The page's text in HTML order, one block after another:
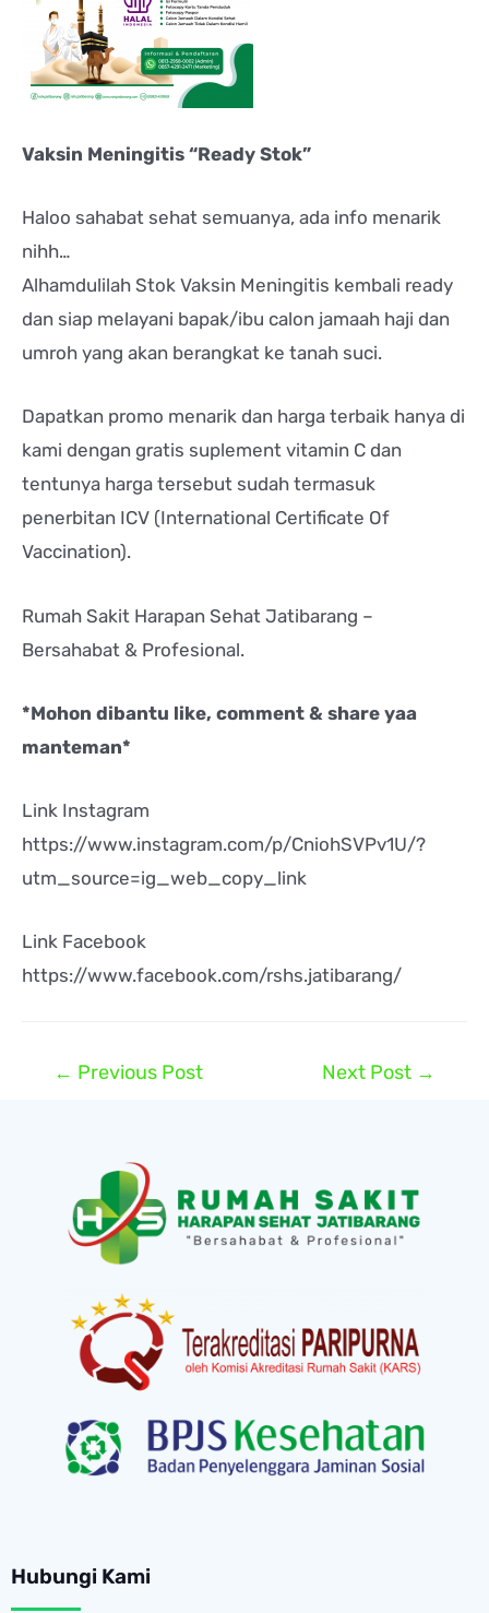
Vaksin Meningitis “Ready Stok”
Haloo sahabat sehat semuanya, ada info menarik
nihh…
Alhamdulilah Stok Vaksin Meningitis kembali ready
dan siap melayani bapak/ibu calon jamaah haji dan
umroh yang akan berangkat ke tanah suci.
Dapatkan promo menarik dan harga terbaik hanya di
kami dengan gratis suplement vitamin C dan
tentunya harga tersebut sudah termasuk
penerbitan ICV (International Certificate Of
Vaccination).
Rumah Sakit Harapan Sehat Jatibarang –
Bersahabat & Profesional.
*Mohon dibantu like, comment & share yaa
manteman*
Link Instagram
https://www.instagram.com/p/CniohSVPv1U/?
utm_source=ig_web_copy_link
Link Facebook
https://www.facebook.com/rshs.jatibarang/
← Previous Post Next Post →
Hubungi Kami